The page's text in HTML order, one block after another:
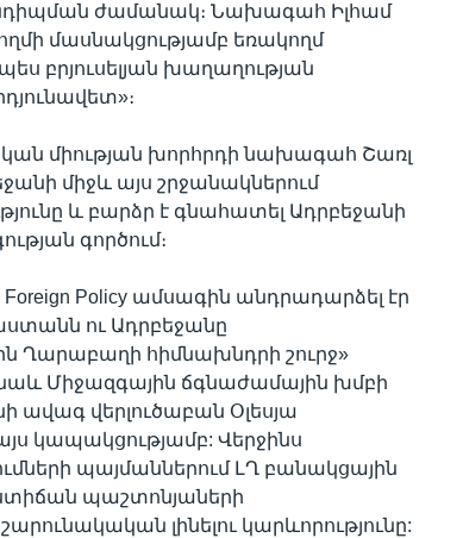
ժամանակ։ Նախագահ Իլհամ
մասնակցությամբ եռակողմ
բրյուսելյան խաղաղության
միության խորհրդի նախագահ Շառլ
միջև այս շրջանակներում
և բարձր է գնահատել Ադրբեջանի
գործում։
Policy ամսագին անդրադարձել էր
ու Ադրբեջանը
Ղարաբաղի հիմնախնդրի շուրջ»
Միջազգային ճգնաժամային խմբի
վերլուծաբան Օլեսյա
կապակցությամբ: Վերջինս
պայմաններում ԼՂ բանակցային
պաշտոնյաների
լինելու կարևորությունը: